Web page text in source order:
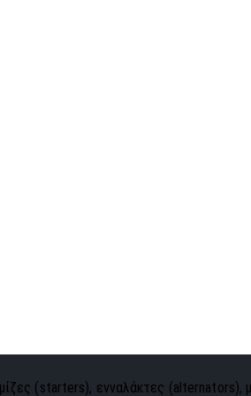
(starters), ενναλάκτες (alternators),